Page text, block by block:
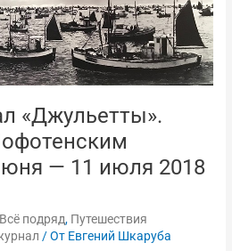
«Джульетты».
— 11 июля 2018
Всё подряд, Путешествия
/ От Евгений Шкаруба